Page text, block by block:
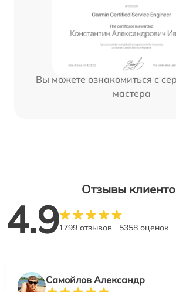
Вы можете ознакомиться с
мастера
Отзывы
4.91799 отзывов 5358 оценок
Самойлов Александр